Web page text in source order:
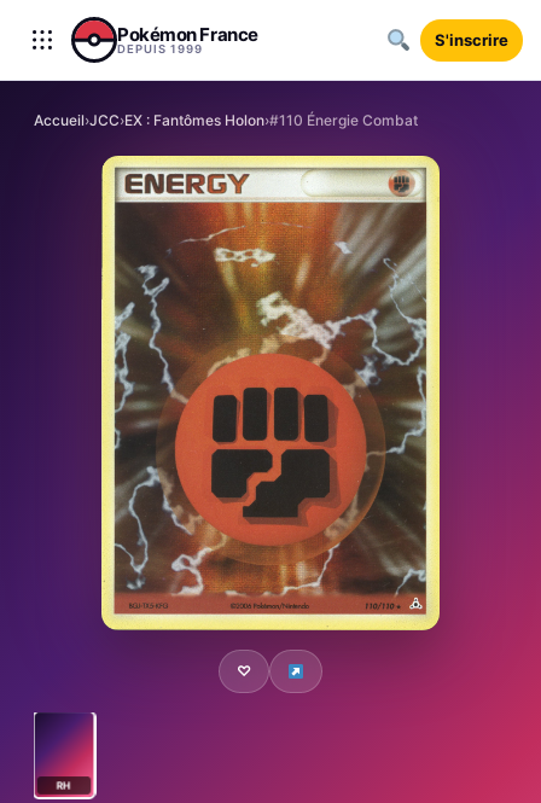
Aller au contenu
Pokémon France
DEPUIS 1999 S'inscrire
Accueil›JCC›EX : Fantômes Holon›#110 Énergie Combat
♡
RH